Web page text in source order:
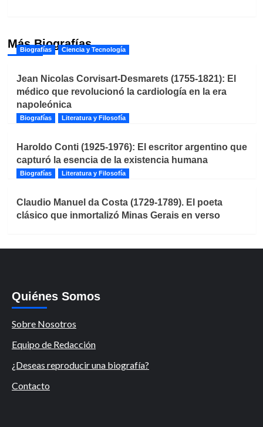
Más Biografías
Biografías Ciencia y Tecnología
Jean Nicolas Corvisart-Desmarets (1755-1821): El
médico que revolucionó la cardiología en la era
napoleónica
Biografías Literatura y Filosofía
Haroldo Conti (1925-1976): El escritor argentino que
capturó la esencia de la existencia humana
Biografías Literatura y Filosofía
Claudio Manuel da Costa (1729-1789). El poeta
clásico que inmortalizó Minas Gerais en verso
Quiénes Somos
Sobre Nosotros
Equipo de Redacción
¿Deseas reproducir una biografía?
Contacto